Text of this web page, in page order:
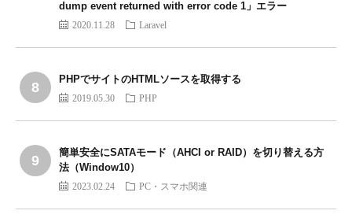
dump event returned with error code 1」エラー
2020.11.28 Laravel
PHPでサイトのHTMLソースを取得する
2019.05.30 PHP
簡単安全にSATAモード（AHCI or RAID）を切り替える方
法（Window10）
2023.02.24 PC・スマホ関連